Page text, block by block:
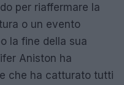
per riaffermare la
o un evento
la fine della sua
Aniston ha
che ha catturato tutti